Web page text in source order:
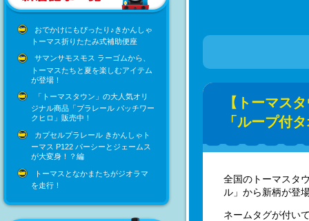
おでかけにもぴったり♪きかんしゃ
トーマス折りたたみ式補助便座
サマンサモスモス ラーゴムから、
トーマスたちと夏を楽しむアイテム
が登場！
「トーマスタウン」の大人気オリ
ジナル商品「プラレール パッチワー
クヒロ」販売中！
カプセルプラレール きかんしゃト
ーマス P122 パーシーとジェームス
が大変身！？編
トーマスとなかまたちがジオラマ
を走行！
【トーマス
「ループ付
全国のトーマスタ
ル」から新柄が登
ネームタグが付い